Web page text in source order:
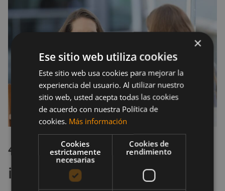
4. Rodeate de personas
increíbles
×
Ese sitio web utiliza cookies
Este sitio web usa cookies para mejorar la
experiencia del usuario. Al utilizar nuestro
sitio web, usted acepta todas las cookies
de acuerdo con nuestra Política de
cookies. Más información
Cookies
estrictamente
necesarias
Cookies de
rendimiento